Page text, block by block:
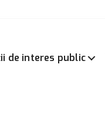
de interes public